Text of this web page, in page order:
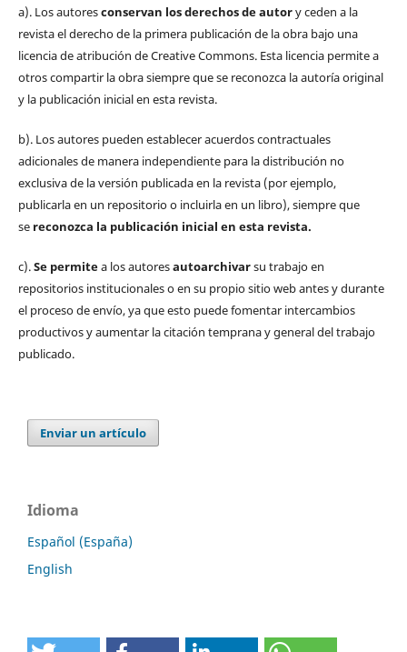
a). Los autoresconservan los derechos de autory ceden a la
revista el derecho de la primera publicación de la obra bajo una
licencia de atribución de Creative Commons. Esta licencia permite a
otros compartir la obra siempre que se reconozca la autoría original
y la publicación inicial en esta revista.
b). Los autores pueden establecer acuerdos contractuales
adicionales de manera independiente para la distribución no
exclusiva de la versión publicada en la revista (por ejemplo,
publicarla en un repositorio o incluirla en un libro), siempre que
sereconozca la publicación inicial en esta revista.
c).Se permitea los autoresautoarchivarsu trabajo en
repositorios institucionales o en su propio sitio web antes y durante
el proceso de envío, ya que esto puede fomentar intercambios
productivos y aumentar la citación temprana y general del trabajo
publicado.
Enviar un artículo
Idioma
Español (España)
English